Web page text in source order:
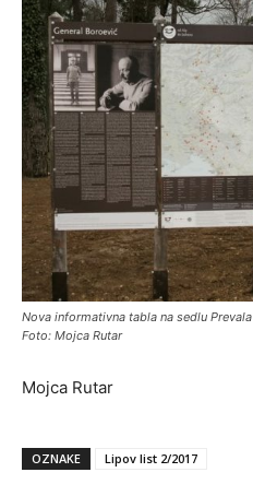
Nova informativna tabla na sedlu Prevala
Foto: Mojca Rutar
Mojca Rutar
OZNAKE Lipov list 2/2017